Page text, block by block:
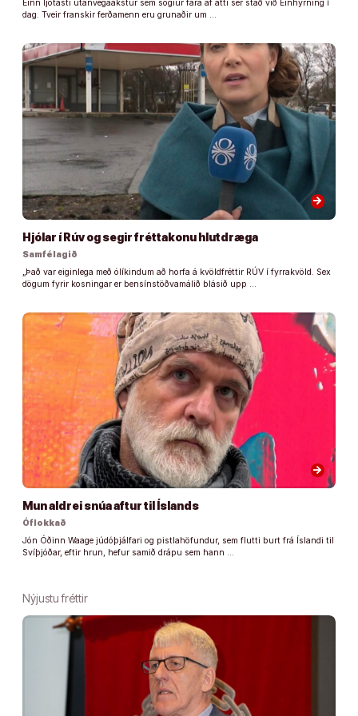
Einn ljótasti utanvegaakstur sem sögiur fara af átti sér stað við Einhyrning í
dag. Tveir franskir ferðamenn eru grunaðir um …
arrow_forward
Hjólar í Rúv og segir fréttakonu hlutdræga
Samfélagið
„Það var eiginlega með ólíkindum að horfa á kvöldfréttir RÚV í fyrrakvöld. Sex
dögum fyrir kosningar er bensínstöðvamálið blásið upp …
arrow_forward
Mun aldrei snúa aftur til Íslands
Óflokkað
Jón Óðinn Waage júdóþjálfari og pistlahöfundur, sem flutti burt frá Íslandi til
Svíþjóðar, eftir hrun, hefur samið drápu sem hann …
Nýjustu fréttir